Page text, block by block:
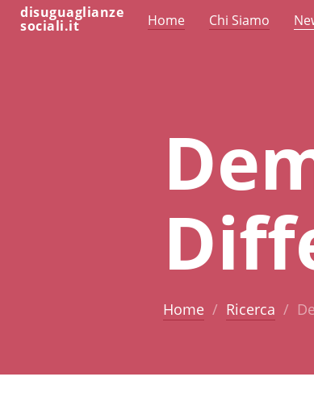
disuguaglianze
sociali.it Home Chi Siamo
Home Ricerca